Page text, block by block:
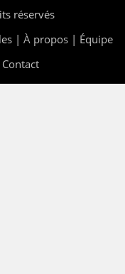
réservés
| À propos | Équipe
Contact